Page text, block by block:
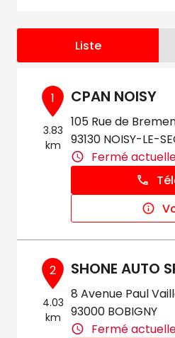
Liste
1
3.83
km
CPAN NOISY
105 Rue de
93130 NOISY-LE-
Fermé
2
4.03
km
SHONE AUTO
8 Avenue Paul
93000 BOBIGNY
Fermé